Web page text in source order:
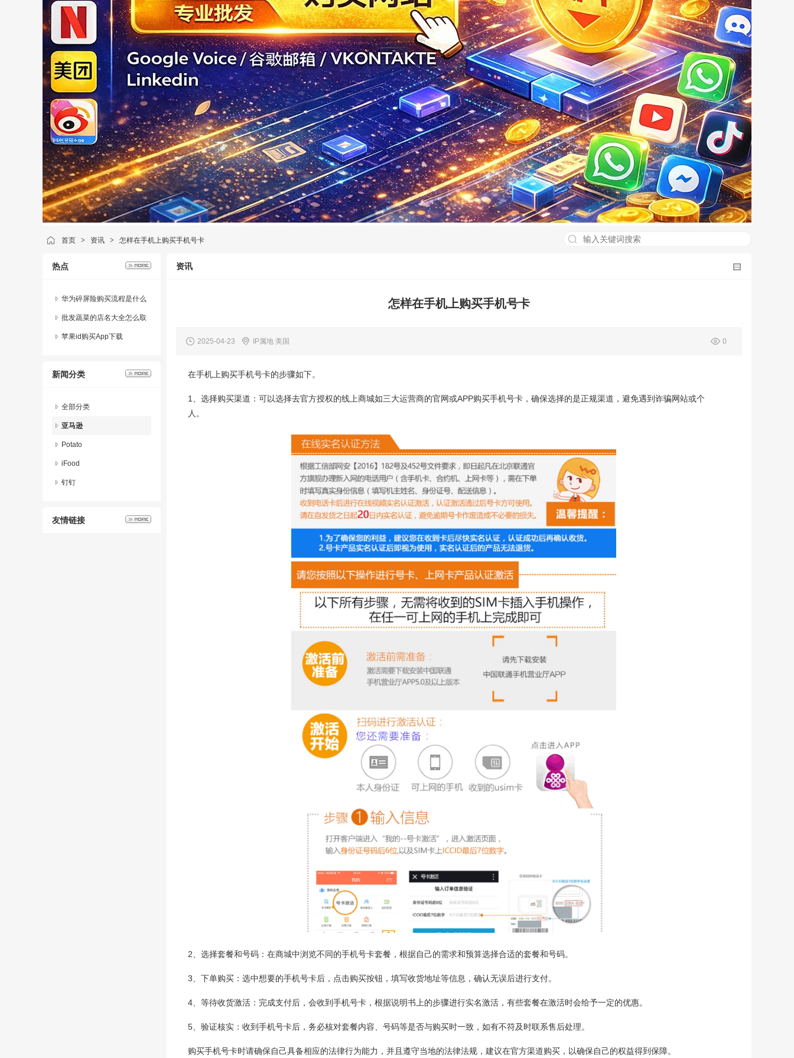
首页 > 资讯 > 怎样在手机上购买手机号卡
热点
华为碎屏险购买流程是什么
意思啊
批发蔬菜的店名大全怎么取
好听点
苹果id购买App下载
新闻分类
全部分类
亚马逊
Potato
iFood
钉钉
友情链接
资讯
怎样在手机上购买手机号卡
2025-04-23 IP属地 美国 0
在手机上购买手机号卡的步骤如下。
1、选择购买渠道：可以选择去官方授权的线上商城如三大运营商的官网或APP购买手机号卡，确保选择的是正规渠道，避免遇到诈骗网站或个
人。
2、选择套餐和号码：在商城中浏览不同的手机号卡套餐，根据自己的需求和预算选择合适的套餐和号码。
3、下单购买：选中想要的手机号卡后，点击购买按钮，填写收货地址等信息，确认无误后进行支付。
4、等待收货激活：完成支付后，会收到手机号卡，根据说明书上的步骤进行实名激活，有些套餐在激活时会给予一定的优惠。
5、验证核实：收到手机号卡后，务必核对套餐内容、号码等是否与购买时一致，如有不符及时联系售后处理。
购买手机号卡时请确保自己具备相应的法律行为能力，并且遵守当地的法律法规，建议在官方渠道购买，以确保自己的权益得到保障。